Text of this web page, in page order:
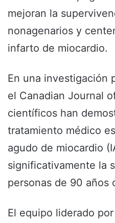
mejoran la
nonagenarios y
infarto de miocardio.
En una investigación
el Canadian Journal
científicos han
tratamiento médico
agudo de miocardio
significativamente la
personas de 90 años
El equipo liderado